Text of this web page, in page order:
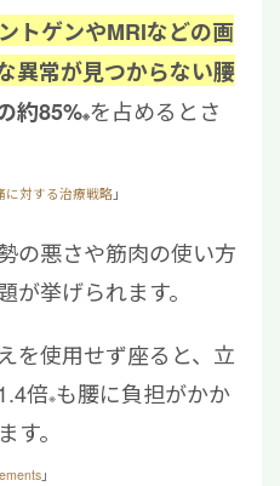
トゲンやMRIなどの画
異常が見つからない腰
約85%※を占めるとさ
に対する治療戦略 」
の悪さや筋肉の使い方
が挙げられます。
を使用せず座ると、立
倍※も腰に負担がかか
す。
」